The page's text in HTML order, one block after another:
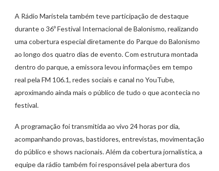
A Rádio Maristela também teve participação de destaque
durante o 36º Festival Internacional de Balonismo, realizando
uma cobertura especial diretamente do Parque do Balonismo
ao longo dos quatro dias de evento. Com estrutura montada
dentro do parque, a emissora levou informações em tempo
real pela FM 106.1, redes sociais e canal no YouTube,
aproximando ainda mais o público de tudo o que acontecia no
festival.
A programação foi transmitida ao vivo 24 horas por dia,
acompanhando provas, bastidores, entrevistas, movimentação
do público e shows nacionais. Além da cobertura jornalística, a
equipe da rádio também foi responsável pela abertura dos